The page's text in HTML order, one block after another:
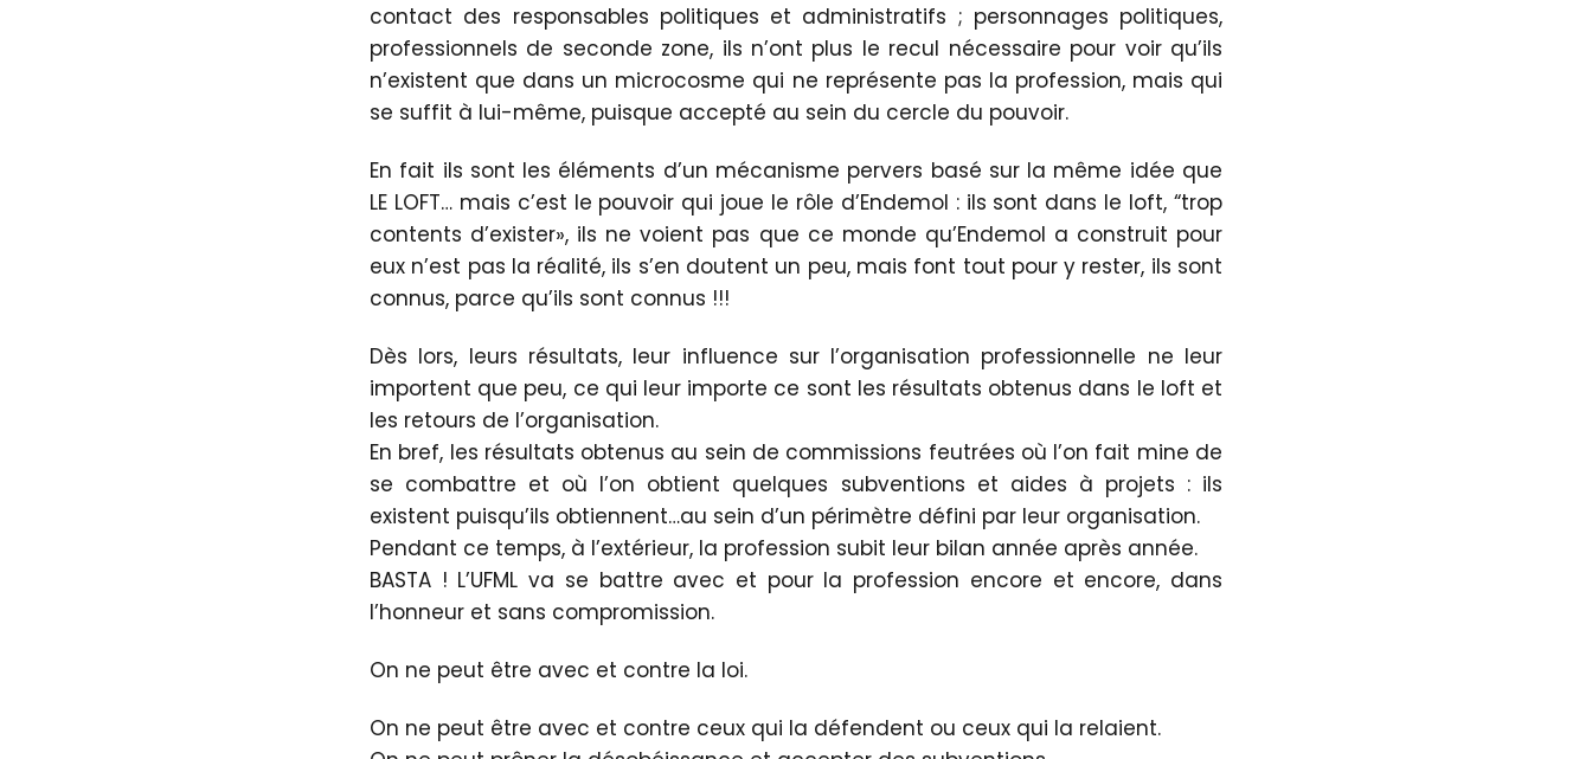
contact des responsables politiques et administratifs ; personnages politiques,
professionnels de seconde zone, ils n’ont plus le recul nécessaire pour voir qu’ils
n’existent que dans un microcosme qui ne représente pas la profession, mais qui
se suffit à lui-même, puisque accepté au sein du cercle du pouvoir.
En fait ils sont les éléments d’un mécanisme pervers basé sur la même idée que
LE LOFT… mais c’est le pouvoir qui joue le rôle d’Endemol : ils sont dans le loft, “trop
contents d’exister», ils ne voient pas que ce monde qu’Endemol a construit pour
eux n’est pas la réalité, ils s’en doutent un peu, mais font tout pour y rester, ils sont
connus, parce qu’ils sont connus !!!
Dès lors, leurs résultats, leur influence sur l’organisation professionnelle ne leur
importent que peu, ce qui leur importe ce sont les résultats obtenus dans le loft et
les retours de l’organisation.
En bref, les résultats obtenus au sein de commissions feutrées où l’on fait mine de
se combattre et où l’on obtient quelques subventions et aides à projets : ils
existent puisqu’ils obtiennent…au sein d’un périmètre défini par leur organisation.
Pendant ce temps, à l’extérieur, la profession subit leur bilan année après année.
BASTA ! L’UFML va se battre avec et pour la profession encore et encore, dans
l’honneur et sans compromission.
On ne peut être avec et contre la loi.
On ne peut être avec et contre ceux qui la défendent ou ceux qui la relaient.